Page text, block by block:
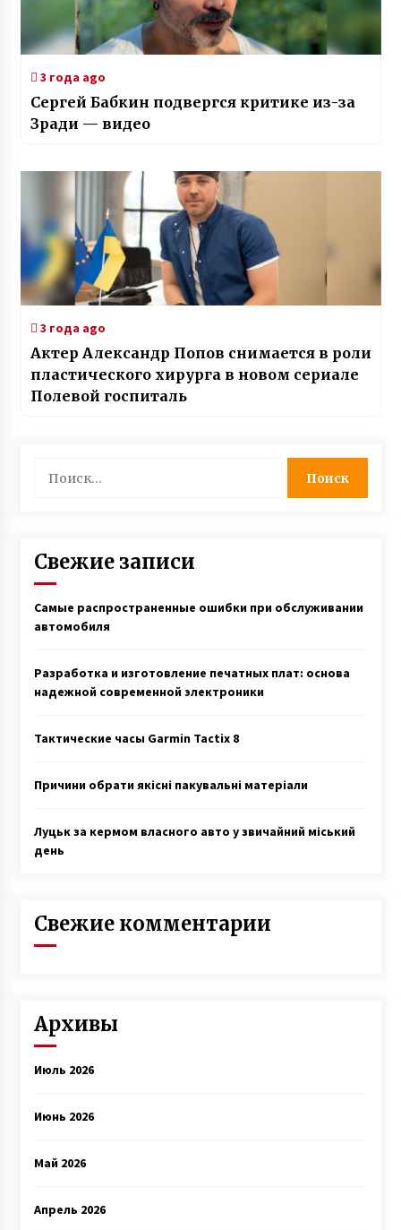
3 года ago
Сергей Бабкин подвергся критике из-за
Зради — видео
3 года ago
Актер Александр Попов снимается в роли
пластического хирурга в новом сериале
Полевой госпиталь
Свежие записи
Самые распространенные ошибки при обслуживании
автомобиля
Разработка и изготовление печатных плат: основа
надежной современной электроники
Тактические часы Garmin Tactix 8
Причини обрати якісні пакувальні матеріали
Луцьк за кермом власного авто у звичайний міський
день
Свежие комментарии
Архивы
Июль 2026
Июнь 2026
Май 2026
Апрель 2026